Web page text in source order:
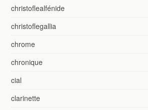
christoflealfénide
christoflegallia
chrome
chronique
cial
clarinette